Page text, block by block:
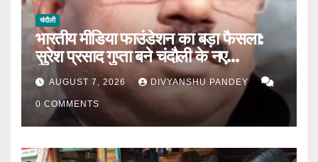
चंदौली
भारतीय मीडिया फाउंडेशन का बड़ा फैसला:
सुरेश प्रसाद गुप्ता बने चंदौली के नए
जिलाध्यक्ष|
AUGUST 7, 2026 DIVYANSHU PANDEY
0 COMMENTS